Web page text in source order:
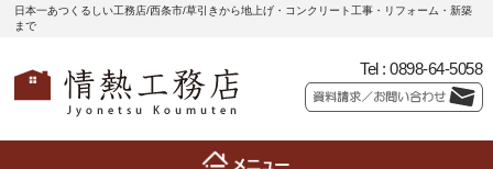
日本一あつくるしい工務店/西条市/草引きから地上げ・コンクリート工事・リフォーム・新築
まで
Tel : 0898-64-5058